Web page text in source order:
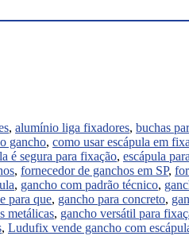
, alumínio liga fixadores, buchas
gancho, como usar escápula em
é segura para fixação, escápula
, fornecedor de ganchos em SP,
, gancho com padrão técnico,
para que, gancho para concreto,
metálicas, gancho versátil para
, Ludufix vende gancho com